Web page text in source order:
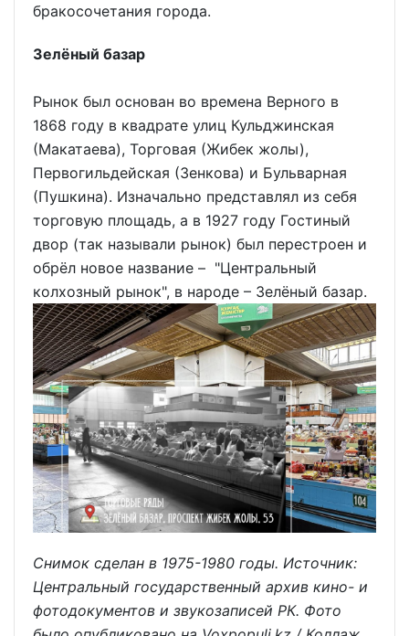
бракосочетания города.
Зелёный базар
Рынок был основан во времена Верного в
1868 году в квадрате улиц Кульджинская
(Макатаева), Торговая (Жибек жолы),
Первогильдейская (Зенкова) и Бульварная
(Пушкина). Изначально представлял из себя
торговую площадь, а в 1927 году Гостиный
двор (так называли рынок) был перестроен и
обрёл новое название – "Центральный
колхозный рынок", в народе – Зелёный базар.
Снимок сделан в 1975-1980 годы. Источник:
Центральный государственный архив кино- и
фотодокументов и звукозаписей РК. Фото